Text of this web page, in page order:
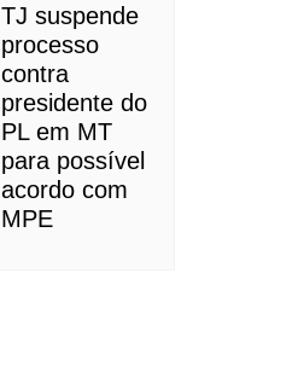
TJ suspende
processo
contra
presidente do
PL em MT
para possível
acordo com
MPE